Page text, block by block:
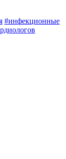
#инфекционные